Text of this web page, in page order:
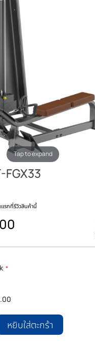
Tap to expand
FGX33
รกที่รีวิวสินค้านี้
หยิบใส่ตะกร้า